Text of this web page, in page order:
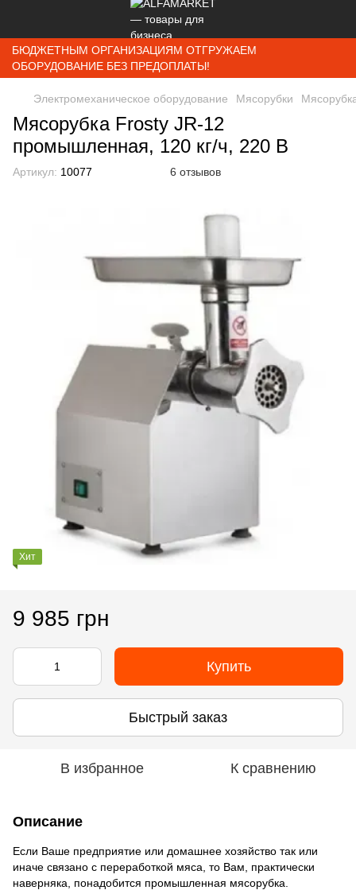
БЮДЖЕТНЫМ ОРГАНИЗАЦИЯМ ОТГРУЖАЕМ
ОБОРУДОВАНИЕ БЕЗ ПРЕДОПЛАТЫ!
Электромеханическое оборудование Мясорубки
Мясорубка Frosty JR-12
промышленная, 120 кг/ч, 220 В
Артикул: 10077 6 отзывов
Хит
9 985 грн
Купить
Быстрый заказ
В избранное К сравнению
Описание
Если Ваше предприятие или домашнее хозяйство так или
иначе связано с переработкой мяса, то Вам, практически
наверняка, понадобится промышленная мясорубка.